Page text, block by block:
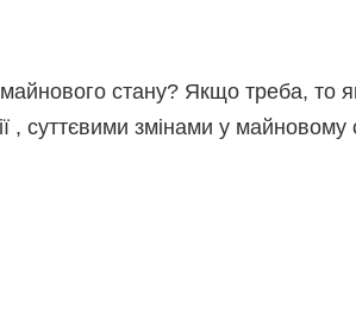
стану? Якщо треба, то
, суттєвими змінами у майновому